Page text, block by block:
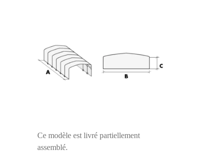
Ce modèle est livré partiellement
assemblé.